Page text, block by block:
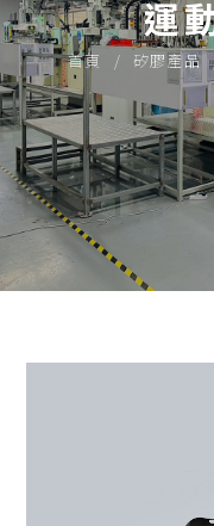
運
首頁 矽膠產品